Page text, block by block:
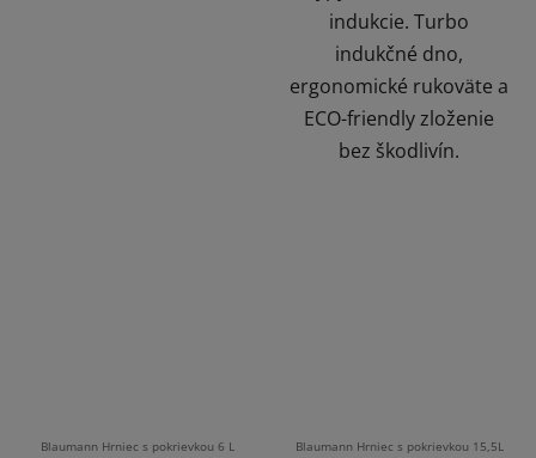
indukcie. Turbo
indukčné dno,
ergonomické rukoväte a
ECO-friendly zloženie
bez škodlivín.
Blaumann Hrniec s pokrievkou 6 L Blaumann Hrniec s pokrievkou 15,5L